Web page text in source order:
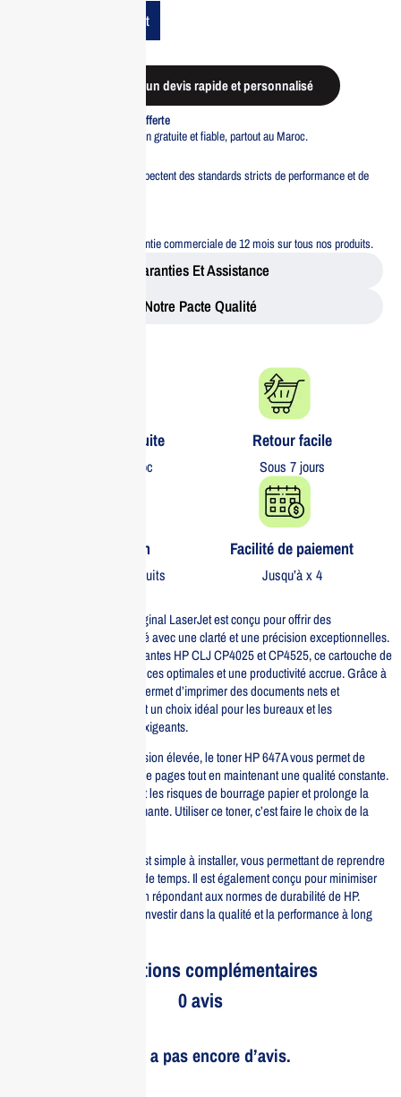
Add To Cart
Demander un devis rapide et personnalisé
Livraison standard offerte
Profitez d’une livraison gratuite et fiable, partout au Maroc.
Tous nos produits respectent des standards stricts de performance et de
Bénéficiez d’une garantie commerciale de 12 mois sur tous nos produits.
Garanties Et Assistance
Notre Pacte Qualité
Livraison gratuite​
partout au Maroc
Retour facile​
Sous 7 jours
Garantie 1 an
Sur tous nos produits
Facilité de paiement
Jusqu’à x 4
Le toner HP 647A Black Original LaserJet est conçu pour offrir des
impressions de haute qualité avec une clarté et une précision exceptionnelles.
Compatible avec les imprimantes HP CLJ CP4025 et CP4525, ce cartouche de
toner garantit des performances optimales et une productivité accrue. Grâce à
sa technologie avancée, il permet d’imprimer des documents nets et
professionnels, ce qui en fait un choix idéal pour les bureaux et les
environnements de travail exigeants.
Avec une capacité d’impression élevée, le toner HP 647A vous permet de
produire un grand nombre de pages tout en maintenant une qualité constante.
Sa formulation unique réduit les risques de bourrage papier et prolonge la
durée de vie de votre imprimante. Utiliser ce toner, c’est faire le choix de la
De plus, le toner HP 647A est simple à installer, vous permettant de reprendre
vos impressions en un rien de temps. Il est également conçu pour minimiser
l’impact environnemental, en répondant aux normes de durabilité de HP.
Investir dans ce toner, c’est investir dans la qualité et la performance à long
Informations complémentaires
0 avis
Il n’y a pas encore d’avis.